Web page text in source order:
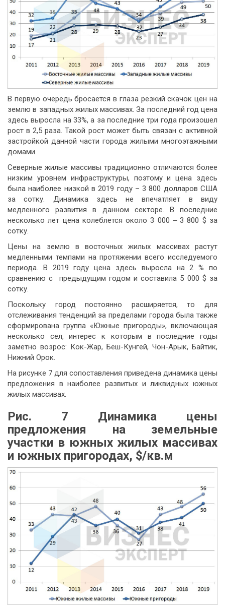
В первую очередь бросается в глаза резкий скачок цен на
землю в западных жилых массивах. За последний год цена
здесь выросла на 33%, а за последние три года произошел
рост в 2,5 раза. Такой рост может быть связан с активной
застройкой данной части города жилыми многоэтажными
домами.
Северные жилые массивы традиционно отличаются более
низким уровнем инфраструктуры, поэтому и цена здесь
была наиболее низкой в 2019 году – 3 800 долларов США
за сотку. Динамика здесь не впечатляет в виду
медленного развития в данном секторе. В последние
несколько лет цена колеблется около 3 000 ‒ 3 800 $ за
сотку.
Цены на землю в восточных жилых массивах растут
медленными темпами на протяжении всего исследуемого
периода. В 2019 году цена здесь выросла на 2 % по
сравнению с предыдущим годом и составила 5 000 $ за
сотку.
Поскольку город постоянно расширяется, то для
отслеживания тенденций за пределами города была также
сформирована группа «Южные пригороды», включающая
несколько сел, интерес к которым в последние годы
заметно возрос: Кок-Жар, Беш-Кунгей, Чон-Арык, Байтик,
Нижний Орок.
На рисунке 7 для сопоставления приведена динамика цены
предложения в наиболее развитых и ликвидных южных
жилых массивах.
Рис. 7 Динамика цены
предложения на земельные
участки в южных жилых массивах
и южных пригородах, $/кв.м